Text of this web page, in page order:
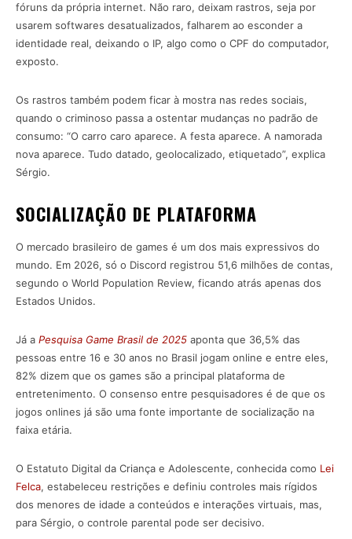
fóruns da própria internet. Não raro, deixam rastros, seja por
usarem softwares desatualizados, falharem ao esconder a
identidade real, deixando o IP, algo como o CPF do computador,
exposto.
Os rastros também podem ficar à mostra nas redes sociais,
quando o criminoso passa a ostentar mudanças no padrão de
consumo: “O carro caro aparece. A festa aparece. A namorada
nova aparece. Tudo datado, geolocalizado, etiquetado”, explica
Sérgio.
SOCIALIZAÇÃO DE PLATAFORMA
O mercado brasileiro de games é um dos mais expressivos do
mundo. Em 2026, só o Discord registrou 51,6 milhões de contas,
segundo o World Population Review, ficando atrás apenas dos
Estados Unidos.
Já a Pesquisa Game Brasil de 2025 aponta que 36,5% das
pessoas entre 16 e 30 anos no Brasil jogam online e entre eles,
82% dizem que os games são a principal plataforma de
entretenimento. O consenso entre pesquisadores é de que os
jogos onlines já são uma fonte importante de socialização na
faixa etária.
O Estatuto Digital da Criança e Adolescente, conhecida como Lei
Felca, estabeleceu restrições e definiu controles mais rígidos
dos menores de idade a conteúdos e interações virtuais, mas,
para Sérgio, o controle parental pode ser decisivo.